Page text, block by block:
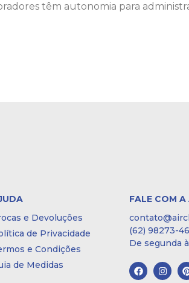
têm autonomia para
e Devoluções
de Privacidade
e Condições
de Medidas
FALE COM A
(62) 98273-
De segunda